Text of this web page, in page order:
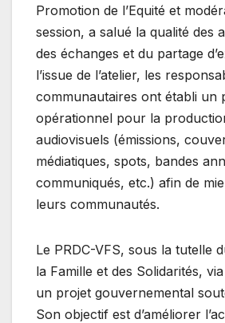
Promotion de l’Equité et
session, a salué la qualité des
des échanges et du partage
l’issue de l’atelier, les
communautaires ont établi un
opérationnel pour la
audiovisuels (émissions,
médiatiques, spots, bandes
communiqués, etc.) afin de
leurs communautés.
Le PRDC-VFS, sous la tutelle
la Famille et des Solidarités,
un projet gouvernemental
Son objectif est d’améliorer